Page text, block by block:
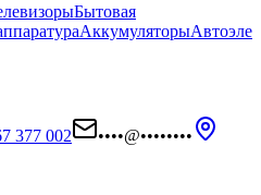
Бытовая
Аккумуляторы
377 002 ••••@••••••••